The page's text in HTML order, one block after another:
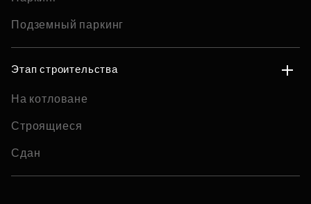
Подземный паркинг
Этап строительства
На котловане
Строящиеся
Сдан